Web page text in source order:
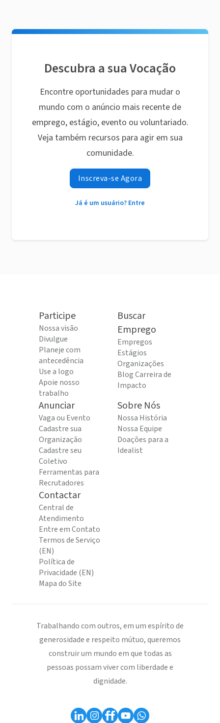
Descubra a sua Vocação
Encontre oportunidades para mudar o
mundo com o anúncio mais recente de
emprego, estágio, evento ou voluntariado.
Veja também recursos para agir em sua
comunidade.
Inscreva-se Agora
Já é um usuário? Entre
Participe
Nossa visão
Divulgue
Planeje com
antecedência
Use a logo
Apoie nosso
trabalho
Buscar
Emprego
Empregos
Estágios
Organizações
Blog Carreira de
Impacto
Anunciar
Vaga ou Evento
Cadastre sua
Organização
Cadastre seu
Coletivo
Ferramentas para
Recrutadores
Sobre Nós
Nossa História
Nossa Equipe
Doações para a
Idealist
Contactar
Central de
Atendimento
Entre em Contato
Termos de Serviço
(EN)
Política de
Privacidade (EN)
Mapa do Site
Trabalhando com outros, em um espírito de
generosidade e respeito mútuo, queremos
construir um mundo em que todas as
pessoas possam viver com liberdade e
dignidade.